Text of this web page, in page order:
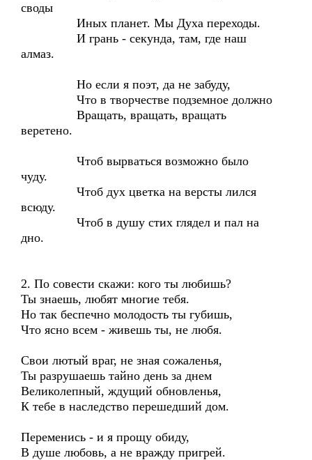
своды
Иных планет. Мы Духа переходы.
И грань - секунда, там, где наш
алмаз.
Но если я поэт, да не забуду,
Что в творчестве подземное должно
Вращать, вращать, вращать
веретено.
Чтоб вырваться возможно было
чуду.
Чтоб дух цветка на версты лился
всюду.
Чтоб в душу стих глядел и пал на
дно.
2. По совести скажи: кого ты любишь?
Ты знаешь, любят многие тебя.
Но так беспечно молодость ты губишь,
Что ясно всем - живешь ты, не любя.
Свои лютый враг, не зная сожаленья,
Ты разрушаешь тайно день за днем
Великолепный, ждущий обновленья,
К тебе в наследство перешедший дом.
Переменись - и я прощу обиду,
В душе любовь, а не вражду пригрей.